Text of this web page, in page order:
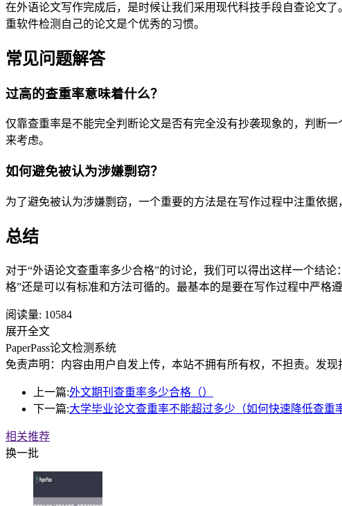
在外语论文写作完成后，是时候让我们采用现代科技手段自查论文
重软件检测自己的论文是个优秀的习惯。
常见问题解答
过高的查重率意味着什么？
仅靠查重率是不能完全判断论文是否有完全没有抄袭现象的，判断
来考虑。
如何避免被认为涉嫌剽窃？
为了避免被认为涉嫌剽窃，一个重要的方法是在写作过程中注重依
总结
对于“外语论文查重率多少合格”的讨论，我们可以得出这样一个结
格”还是可以有标准和方法可循的。最基本的是要在写作过程中严格
阅读量: 10584
展开全文
PaperPass论文检测系统
免责声明：内容由用户自发上传，本站不拥有所有权，不担责。发现
上一篇:外文期刊查重率多少合格（）
下一篇:大学毕业论文查重率不能超过多少（如何快速降低查重
相关推荐
换一批